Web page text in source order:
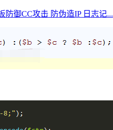
防御CC攻击 防伪造IP 日志记...